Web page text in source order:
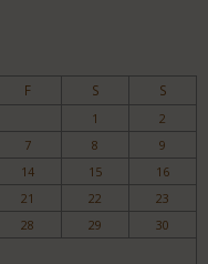
F S S
1
2
7 8
9
14 15
16
21 22
23
28 29
30